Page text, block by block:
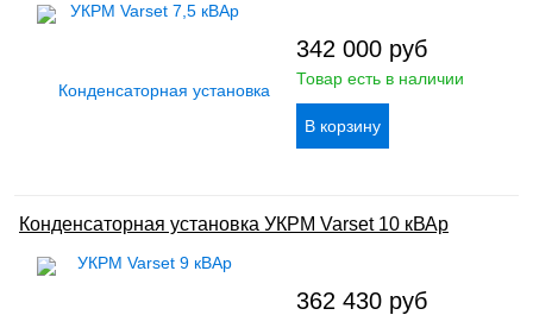
342 000 руб
Товар есть в наличии
Конденсаторная установка УКРМ Varset 10 кВАр
362 430 руб